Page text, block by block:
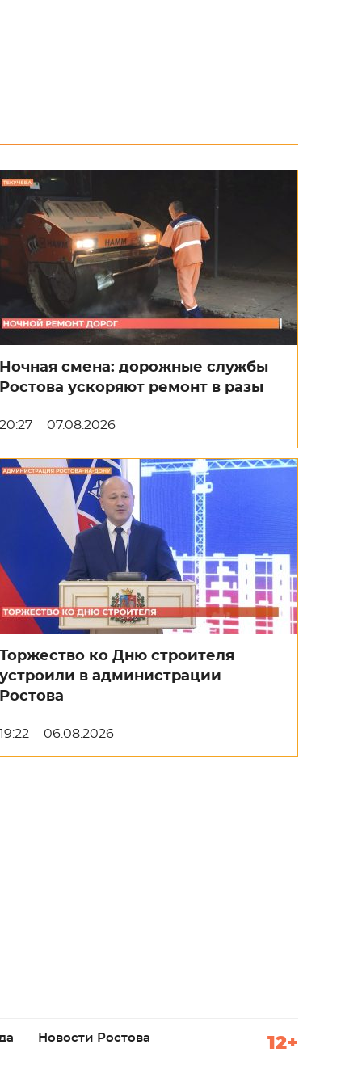
смена: дорожные службы
ускоряют ремонт в разы
07.08.2026
ко Дню строителя
в администрации
06.08.2026
Новости Ростова 12+